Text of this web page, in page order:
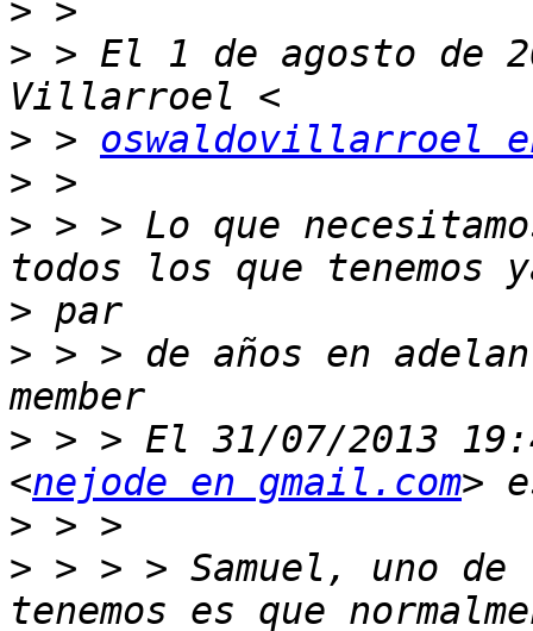
>
> > El 1 de agosto de
> > oswaldovillarroel
>
> > > Lo que
>
> > > de años en
> > > El 31/07/2013
<nejode en gmail.com
>
> > > > Samuel, uno de